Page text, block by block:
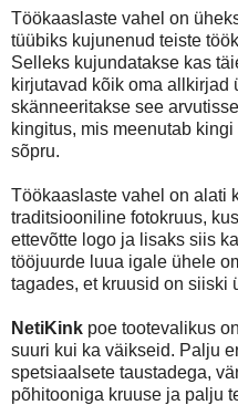
Töökaaslaste vahel on
tüübiks kujunenud teiste
Selleks kujundatakse kas
kirjutavad kõik oma allkirjad
skänneeritakse see
kingitus, mis meenutab
sõpru.
Töökaaslaste vahel on alati
traditsiooniline fotokruus,
ettevõtte logo ja lisaks siis
tööjuurde luua igale ühele
tagades, et kruusid on siiski
NetiKink poe tootevalikus
suuri kui ka väikseid. Palju
spetsiaalsete taustadega,
põhitooniga kruuse ja palju